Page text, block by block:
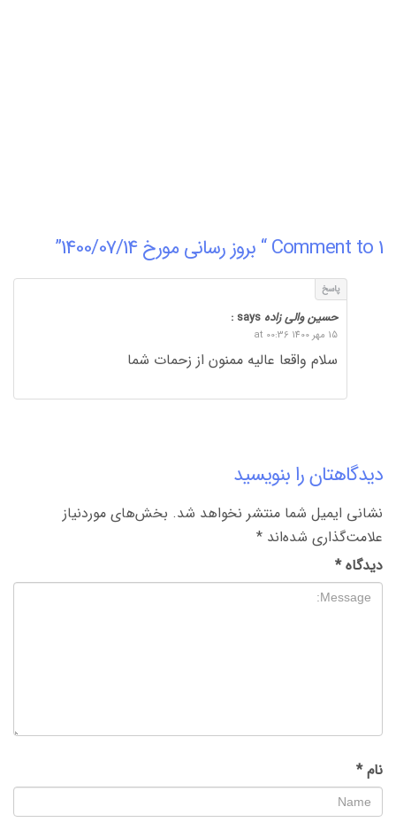
1 Comment to “ بروز رسانی مورخ 1400/07/14”
حسین والی زاده
پاسخ
15 مهر 1400 at 00:36
سلام واقعا عالیه ممنون از زحمات شما
دیدگاهتان را بنویسید
نشانی ایمیل شما منتشر نخواهد شد. بخش‌های موردنیاز
علامت‌گذاری شده‌اند *
دیدگاه*
نام*